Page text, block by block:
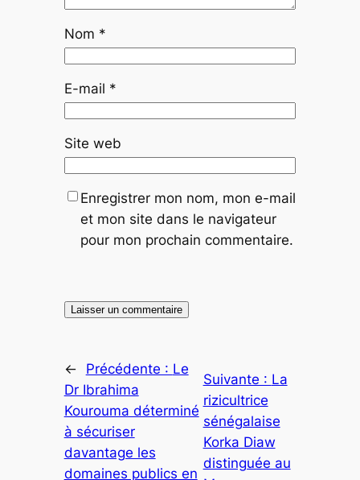
Nom *
E-mail *
Site web
Enregistrer mon nom, mon e-mail
et mon site dans le navigateur
pour mon prochain commentaire.
← Précédente : Le
Dr Ibrahima
Kourouma déterminé
à sécuriser
davantage les
domaines publics en
Suivante : La
rizicultrice
sénégalaise
Korka Diaw
distinguée au